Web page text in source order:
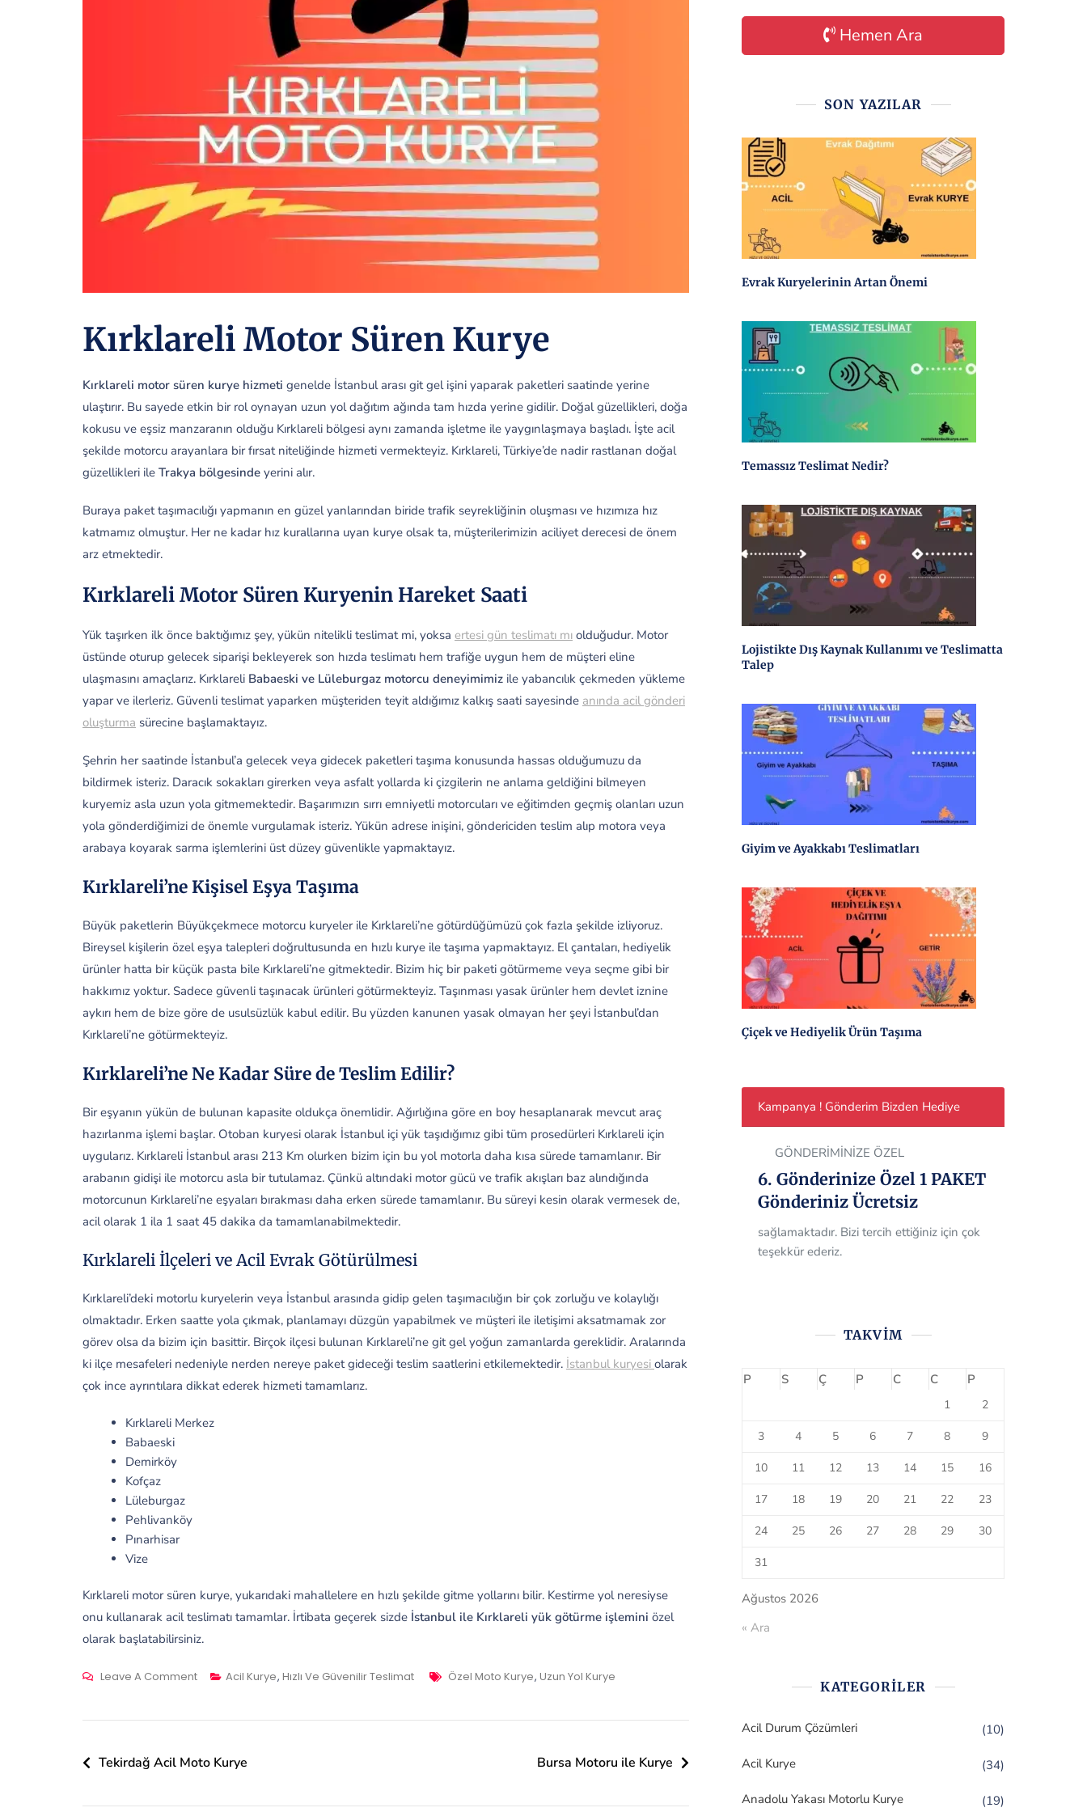
Kırklareli Motor Süren Kurye
Kırklareli motor süren kurye hizmeti genelde İstanbul arası git gel işini yaparak paketleri saatinde yerine
ulaştırır. Bu sayede etkin bir rol oynayan uzun yol dağıtım ağında tam hızda yerine gidilir. Doğal güzellikleri, doğa
kokusu ve eşsiz manzaranın olduğu Kırklareli bölgesi aynı zamanda işletme ile yaygınlaşmaya başladı. İşte acil
şekilde motorcu arayanlara bir fırsat niteliğinde hizmeti vermekteyiz. Kırklareli, Türkiye’de nadir rastlanan doğal
güzellikleri ile Trakya bölgesinde yerini alır.
Buraya paket taşımacılığı yapmanın en güzel yanlarından biride trafik seyrekliğinin oluşması ve hızımıza hız
katmamız olmuştur. Her ne kadar hız kurallarına uyan kurye olsak ta, müşterilerimizin aciliyet derecesi de önem
arz etmektedir.
Kırklareli Motor Süren Kuryenin Hareket Saati
Yük taşırken ilk önce baktığımız şey, yükün nitelikli teslimat mi, yoksa ertesi gün teslimatı mı olduğudur. Motor
üstünde oturup gelecek siparişi bekleyerek son hızda teslimatı hem trafiğe uygun hem de müşteri eline
ulaşmasını amaçlarız. Kırklareli Babaeski ve Lüleburgaz motorcu deneyimimiz ile yabancılık çekmeden yükleme
yapar ve ilerleriz. Güvenli teslimat yaparken müşteriden teyit aldığımız kalkış saati sayesinde anında acil gönderi
oluşturma sürecine başlamaktayız.
Şehrin her saatinde İstanbul’a gelecek veya gidecek paketleri taşıma konusunda hassas olduğumuzu da
bildirmek isteriz. Daracık sokakları girerken veya asfalt yollarda ki çizgilerin ne anlama geldiğini bilmeyen
kuryemiz asla uzun yola gitmemektedir. Başarımızın sırrı emniyetli motorcuları ve eğitimden geçmiş olanları uzun
yola gönderdiğimizi de önemle vurgulamak isteriz. Yükün adrese inişini, göndericiden teslim alıp motora veya
arabaya koyarak sarma işlemlerini üst düzey güvenlikle yapmaktayız.
Kırklareli’ne Kişisel Eşya Taşıma
Büyük paketlerin Büyükçekmece motorcu kuryeler ile Kırklareli’ne götürdüğümüzü çok fazla şekilde izliyoruz.
Bireysel kişilerin özel eşya talepleri doğrultusunda en hızlı kurye ile taşıma yapmaktayız. El çantaları, hediyelik
ürünler hatta bir küçük pasta bile Kırklareli’ne gitmektedir. Bizim hiç bir paketi götürmeme veya seçme gibi bir
hakkımız yoktur. Sadece güvenli taşınacak ürünleri götürmekteyiz. Taşınması yasak ürünler hem devlet iznine
aykırı hem de bize göre de usulsüzlük kabul edilir. Bu yüzden kanunen yasak olmayan her şeyi İstanbul’dan
Kırklareli’ne götürmekteyiz.
Kırklareli’ne Ne Kadar Süre de Teslim Edilir?
Bir eşyanın yükün de bulunan kapasite oldukça önemlidir. Ağırlığına göre en boy hesaplanarak mevcut araç
hazırlanma işlemi başlar. Otoban kuryesi olarak İstanbul içi yük taşıdığımız gibi tüm prosedürleri Kırklareli için
uygularız. Kırklareli İstanbul arası 213 Km olurken bizim için bu yol motorla daha kısa sürede tamamlanır. Bir
arabanın gidişi ile motorcu asla bir tutulamaz. Çünkü altındaki motor gücü ve trafik akışları baz alındığında
motorcunun Kırklareli’ne eşyaları bırakması daha erken sürede tamamlanır. Bu süreyi kesin olarak vermesek de,
acil olarak 1 ila 1 saat 45 dakika da tamamlanabilmektedir.
Kırklareli İlçeleri ve Acil Evrak Götürülmesi
Kırklareli’deki motorlu kuryelerin veya İstanbul arasında gidip gelen taşımacılığın bir çok zorluğu ve kolaylığı
olmaktadır. Erken saatte yola çıkmak, planlamayı düzgün yapabilmek ve müşteri ile iletişimi aksatmamak zor
görev olsa da bizim için basittir. Birçok ilçesi bulunan Kırklareli’ne git gel yoğun zamanlarda gereklidir. Aralarında
ki ilçe mesafeleri nedeniyle nerden nereye paket gideceği teslim saatlerini etkilemektedir. İstanbul kuryesi olarak
çok ince ayrıntılara dikkat ederek hizmeti tamamlarız.
Kırklareli Merkez
Babaeski
Demirköy
Kofçaz
Lüleburgaz
Pehlivanköy
Pınarhisar
Vize
Kırklareli motor süren kurye, yukarıdaki mahallelere en hızlı şekilde gitme yollarını bilir. Kestirme yol neresiyse
onu kullanarak acil teslimatı tamamlar. İrtibata geçerek sizde İstanbul ile Kırklareli yük götürme işlemini özel
olarak başlatabilirsiniz.
Leave A CommentOn
Motor
Kurye
Acil Kurye, Hızlı Ve Güvenilir Teslimat Tags
Özel Moto Kurye, Uzun Yol Kurye
Yazı
Tekirdağ Acil Moto Kurye Bursa Motoru ile Kurye
Hemen Ara
SON YAZILAR
Evrak Kuryelerinin Artan Önemi
Temassız Teslimat Nedir?
Lojistikte Dış Kaynak Kullanımı ve Teslimatta
Talep
Giyim ve Ayakkabı Teslimatları
Çiçek ve Hediyelik Ürün Taşıma
Kampanya ! Gönderim Bizden Hediye
GÖNDERİMİNİZE ÖZEL
6. Gönderinize Özel 1 PAKET
Gönderiniz Ücretsiz
planda tutan firmamız, tüm müşterilerine
sağlamaktadır. Bizi tercih ettiğiniz için çok
teşekkür ederiz.
TAKVIM
Ağustos 2026
P S Ç P C C P
1 2
3 4 5 6 7 8 9
10 11 12 13 14 15 16
17 18 19 20 21 22 23
24 25 26 27 28 29 30
31
« Ara
KATEGORILER
Acil Durum Çözümleri (10)
Acil Kurye (34)
Anadolu Yakası Motorlu Kurye (19)